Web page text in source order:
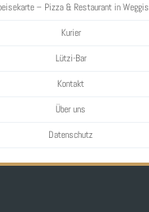
– Pizza & Restaurant in Weggis
Kurier
Lützi-Bar
Kontakt
Über uns
Datenschutz